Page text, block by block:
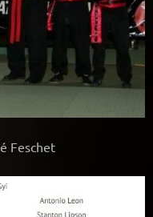
Feschet